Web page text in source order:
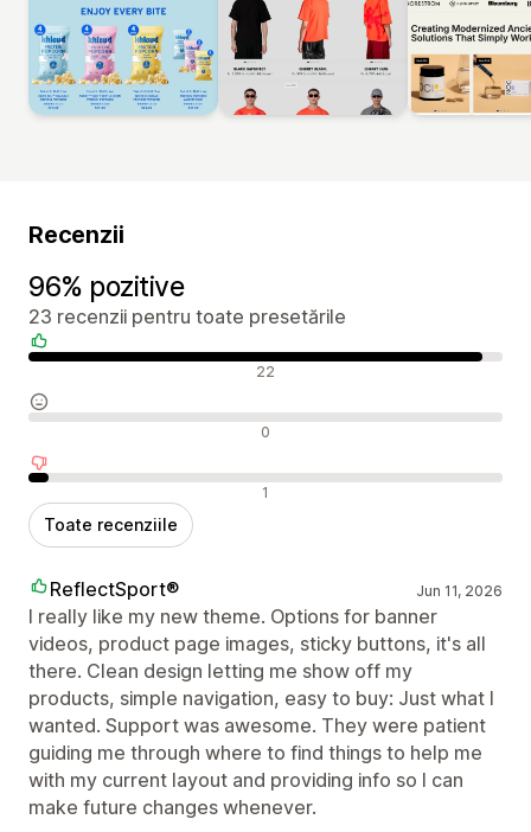
Recenzii
96% pozitive
23 recenzii pentru toate presetările
Recenzii pozitive 22
Recenzii neutre 0
Recenzii negative 1
Toate recenziile
ReflectSport® Jun 11, 2026
I really like my new theme. Options for banner
videos, product page images, sticky buttons, it's all
there. Clean design letting me show off my
products, simple navigation, easy to buy: Just what I
wanted. Support was awesome. They were patient
guiding me through where to find things to help me
with my current layout and providing info so I can
make future changes whenever.